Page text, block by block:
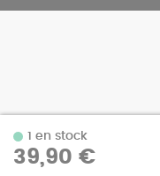
1 en stock
39,90 € ©